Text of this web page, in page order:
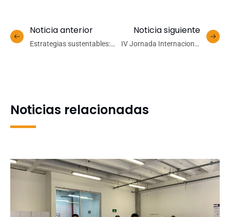
Noticia anterior
Estrategias sustentables:
Noticia siguiente
IV Jornada Internacional
Noticias relacionadas